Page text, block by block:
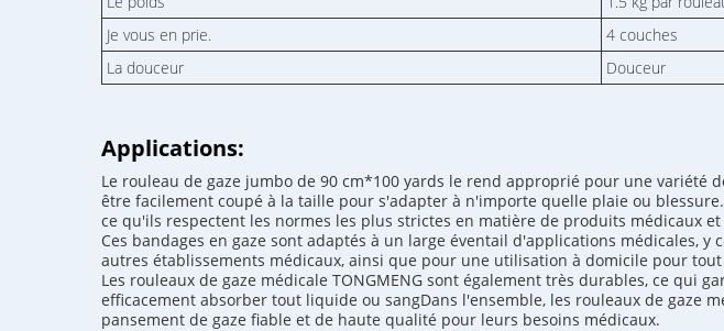
Je vous en prie.
4 couches
La douceur
Douceur
Applications:
Le rouleau de gaze jumbo de 90 cm*100 yards le rend approprié pour une
être facilement coupé à la taille pour s'adapter à n'importe quelle plaie ou
ce qu'ils respectent les normes les plus strictes en matière de produits médicaux
Ces bandages en gaze sont adaptés à un large éventail d'applications médicales,
autres établissements médicaux, ainsi que pour une utilisation à domicile pour
Les rouleaux de gaze médicale TONGMENG sont également très durables, ce
efficacement absorber tout liquide ou sangDans l'ensemble, les rouleaux de gaze
pansement de gaze fiable et de haute qualité pour leurs besoins médicaux.